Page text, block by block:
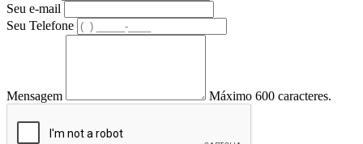
Seu e-mail
Seu Telefone
Mensagem Máximo 600 caracteres.